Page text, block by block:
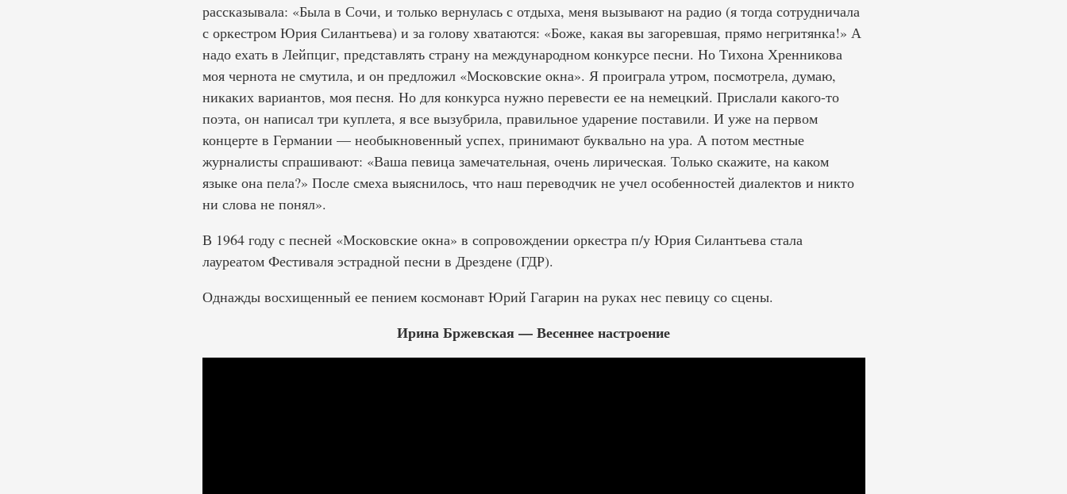
рассказывала: «Была в Сочи, и только вернулась с отдыха, меня вызывают на радио (я тогда сотрудничала
с оркестром Юрия Силантьева) и за голову хватаются: «Боже, какая вы загоревшая, прямо негритянка!» А
надо ехать в Лейпциг, представлять страну на международном конкурсе песни. Но Тихона Хренникова
моя чернота не смутила, и он предложил «Московские окна». Я проиграла утром, посмотрела, думаю,
никаких вариантов, моя песня. Но для конкурса нужно перевести ее на немецкий. Прислали какого-то
поэта, он написал три куплета, я все вызубрила, правильное ударение поставили. И уже на первом
концерте в Германии — необыкновенный успех, принимают буквально на ура. А потом местные
журналисты спрашивают: «Ваша певица замечательная, очень лирическая. Только скажите, на каком
языке она пела?» После смеха выяснилось, что наш переводчик не учел особенностей диалектов и никто
ни слова не понял».
В 1964 году с песней «Московские окна» в сопровождении оркестра п/у Юрия Силантьева стала
лауреатом Фестиваля эстрадной песни в Дрездене (ГДР).
Однажды восхищенный ее пением космонавт Юрий Гагарин на руках нес певицу со сцены.
Ирина Бржевская — Весеннее настроение